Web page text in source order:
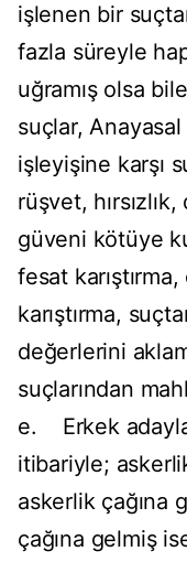
işlenen bir
fazla süreyle
uğramış olsa
suçlar,
işleyişine karşı
rüşvet, hırsızlık,
güveni kötüye
fesat
karıştırma,
değerlerini
suçlarından
e. Erkek
itibariyle;
askerlik çağına
çağına gelmiş